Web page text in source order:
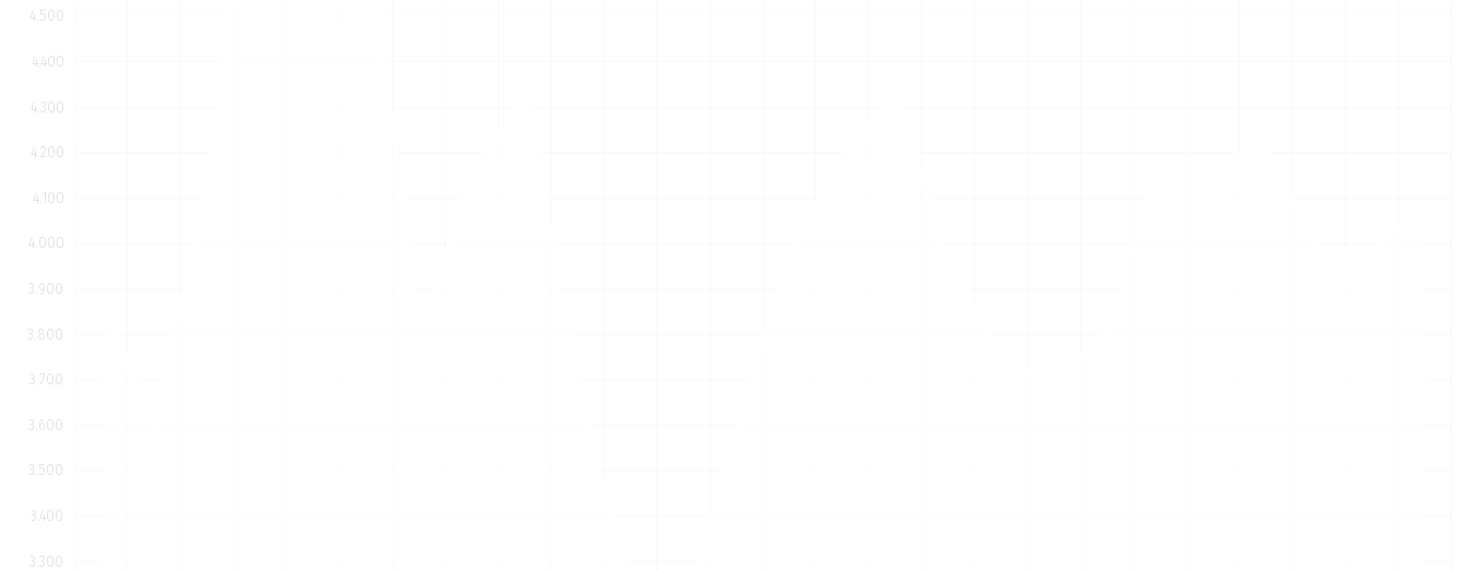
3.300
3.400
3.500
3.600
3.700
3.800
3.900
4.000
4.100
4.200
4.300
4.400
4.500